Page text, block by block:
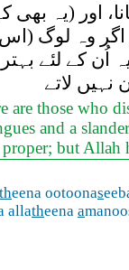
اور (یہ بھی
اگر وہ لوگ
کے لئے بہتر
لاتے
are those who
and a
but
theena ootoonas
allatheena a